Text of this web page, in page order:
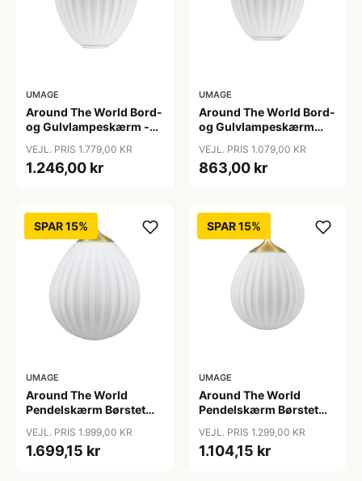
UMAGE
Around The World Bord-
og Gulvlampeskærm -
haves
VEJL. PRIS 1.779,00 KR
1.246,00 kr
UMAGE
Around The World Bord-
og Gulvlampeskærm
VEJL. PRIS 1.079,00 KR
863,00 kr
SPAR 15%
UMAGE
Around The World
Pendelskærm Børstet
VEJL. PRIS 1.999,00 KR
1.699,15 kr
SPAR 15%
UMAGE
Around The World
Pendelskærm Børstet
VEJL. PRIS 1.299,00 KR
1.104,15 kr